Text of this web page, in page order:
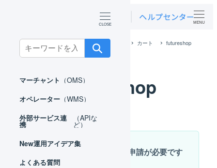
Search
for:
マーチャント （OMS）
オペレーター （WMS）
外部サービス連
携
（APIな
ど）
New運用アイデア集
よくある質問
MENU
外部サービス連携（APIなど） カート futureshop
futureshop
API連携を行う場合は申請が必要です